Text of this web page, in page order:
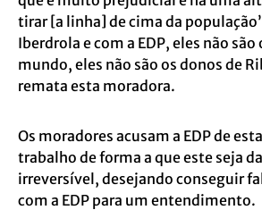
tirar [a linha] de cima da
Iberdrola e com a EDP, eles não são
mundo, eles não são os donos de
remata esta moradora.
Os moradores acusam a EDP de
trabalho de forma a que este seja
irreversível, desejando conseguir
com a EDP para um entendimento.